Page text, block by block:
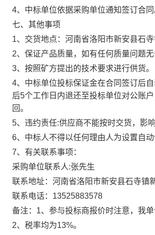
4、中标单位依据采购单位通知签订合同
七、其他事项
1、交货地点：河南省洛阳市新安县石
2、保证产品质量，如有任何质量问题无
3、按照矿方提出的技术要求进行供货。
4、中标单位投标保证金在合同签订后
后5个工作日内退还至投标单位对公账
回。
5、违约责任:供应商不能按时交货，影
6、中标人不得以任何理由人为设置自
7、有关联系事项：
采购单位联系人:张先生
联系地址：河南省洛阳市新安县石寺镇
联系电话： 13525883578
备注： 1、参与投标商报价时注意，我
2、税率均为13%。